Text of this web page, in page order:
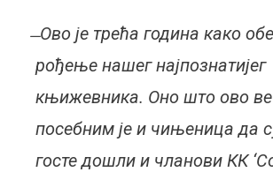
Ово је трећа година како
рођење нашег најпознатијег
књижевника. Оно што ово
посебним је и чињеница да
госте дошли и чланови КК